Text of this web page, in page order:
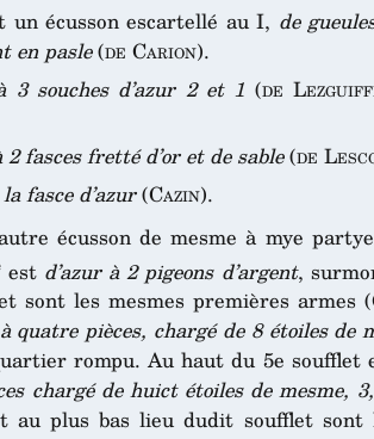
un écusson escartellé au I, de
en pasle(de Carion).
3 souches d’azur 2 et 1 (de
2 fasces fretté d’or et de sable(de
fasce d’azur(Cazin).
écusson de mesme à mye
est d’azur à 2 pigeons d’argent,
sont les mesmes premières armes (
à quatre pièces, chargé de 8 étoiles de
rompu. Au haut du 5e soufflet
chargé de huict étoiles de mesme,
au plus bas lieu dudit soufflet